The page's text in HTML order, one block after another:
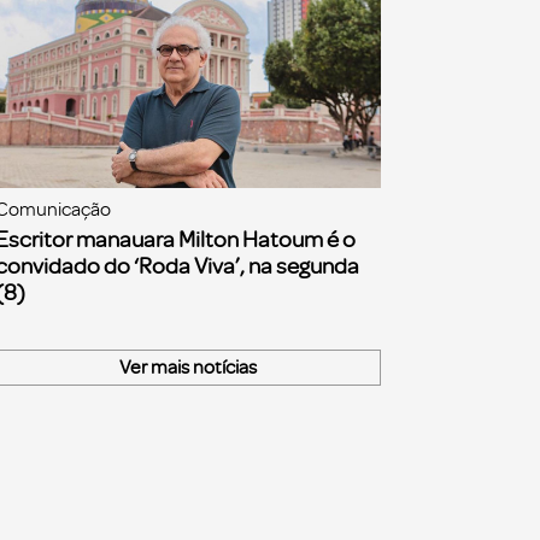
manauara Milton Hatoum é o
do ‘Roda Viva’, na segunda
Ver mais notícias